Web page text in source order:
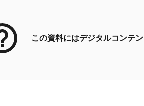
この資料にはデジタルコンテン